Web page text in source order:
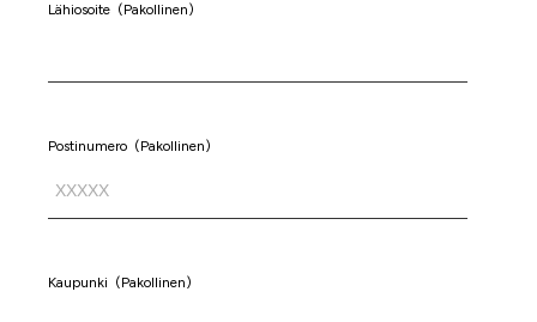
Lähiosoite (Pakollinen)
Postinumero (Pakollinen)
Kaupunki (Pakollinen)